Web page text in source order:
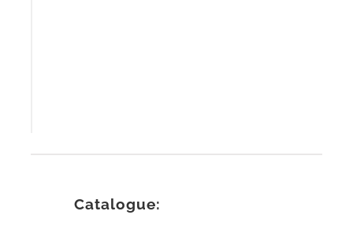
Catalogue: